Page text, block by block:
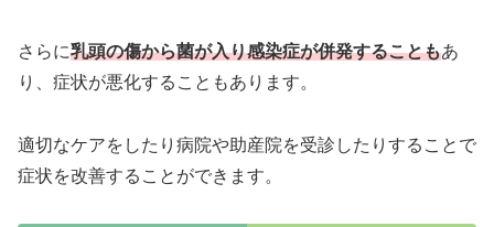
さらに乳頭の傷から菌が入り感染症が併発することもあ
り、症状が悪化することもあります。
適切なケアをしたり病院や助産院を受診したりすることで
症状を改善することができます。